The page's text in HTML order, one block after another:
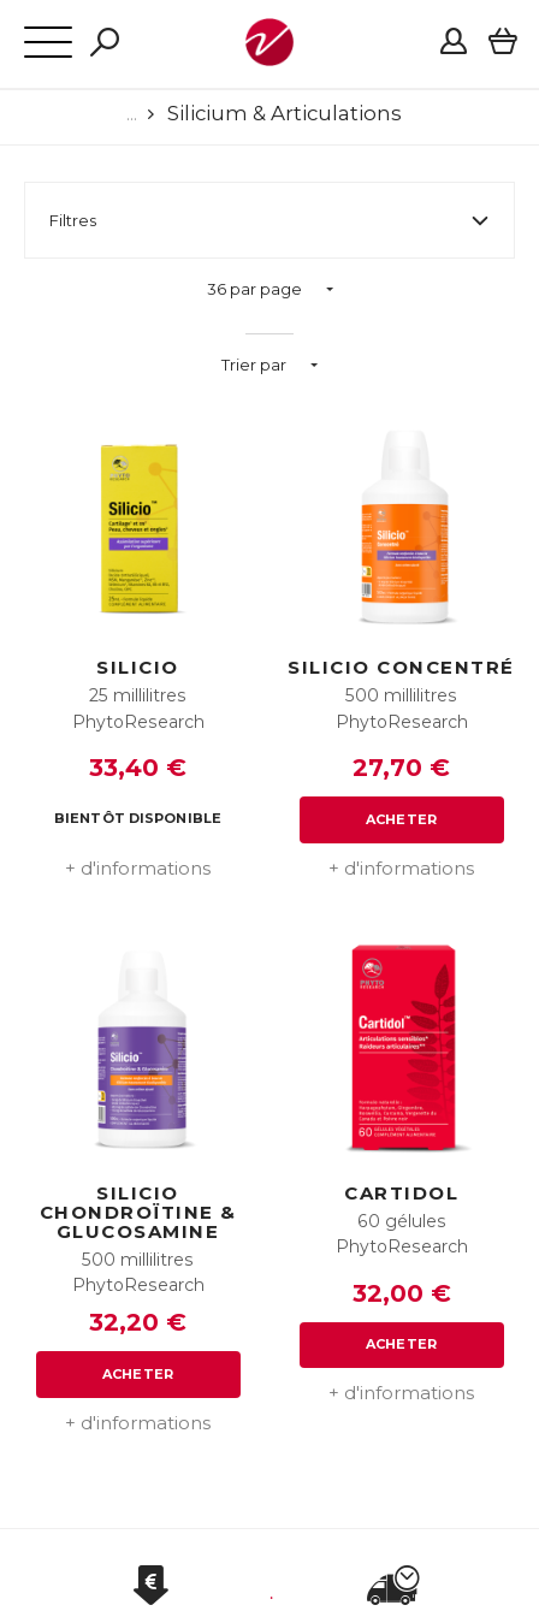
Silicium & Articulations
Filtres
36 par page
Trier par
SILICIO
25 millilitres
PhytoResearch
33,40 €
BIENTÔT DISPONIBLE
+ d'informations
SILICIO CONCENTRÉ
500 millilitres
PhytoResearch
27,70 €
ACHETER
+ d'informations
SILICIO
CHONDROÏTINE &
GLUCOSAMINE
500 millilitres
PhytoResearch
32,20 €
ACHETER
+ d'informations
CARTIDOL
60 gélules
PhytoResearch
32,00 €
ACHETER
+ d'informations